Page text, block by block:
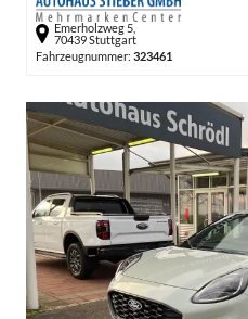
Emerholzweg 5,
70439 Stuttgart
Fahrzeugnummer: 323461